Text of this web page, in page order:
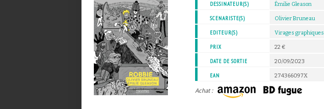
DESSINATEUR(S) Émilie Gleason
SCENARISTE(S) Olivier Bruneau
EDITEUR(S) Virages graphiques
PRIX 22 €
DATE DE SORTIE 20/09/2023
EAN 274366097X
Achat :